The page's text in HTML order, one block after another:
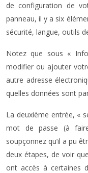
de configuration de
panneau, il y a six
sécurité, langue, outils
Notez que sous «
modifier ou ajouter
autre adresse
quelles données sont
La deuxième entrée, «
mot de passe (à
soupçonnez qu’il a pu
deux étapes, de voir
ont accès à certaines